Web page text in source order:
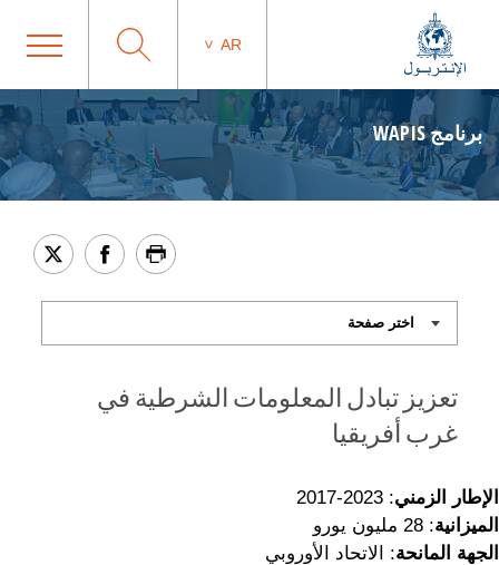
AR
برنامج WAPIS
تعزيز تبادل المعلومات الشرطية في
غرب أفريقيا
الإطار الزمني: 2023-2017
الميزانية: 28 مليون يورو
الجهة المانحة: الاتحاد الأوروبي